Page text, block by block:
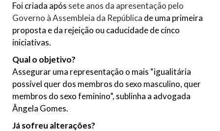
Foi criada após sete anos da apresentação pelo
Governo à Assembleia da República de uma primeira
proposta e da rejeição ou caducidade de cinco
iniciativas.
Qual o objetivo?
Assegurar uma representação o mais “igualitária
possível quer dos membros do sexo masculino, quer
membros do sexo feminino”, sublinha a advogada
Ângela Gomes.
Já sofreu alterações?